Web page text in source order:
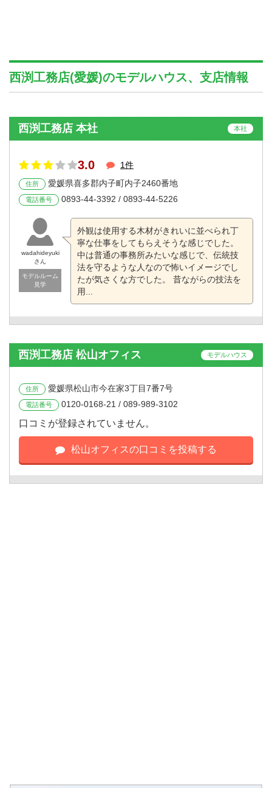
西渕工務店(愛媛)のモデルハウス、支店情報
西渕工務店 本社 本社
3.0 1件
住所 愛媛県喜多郡内子町内子2460番地
電話番号 0893-44-3392 / 0893-44-5226
wadahideyuki
さん
モデルルーム
見学
外観は使用する木材がきれいに並べられ丁
寧な仕事をしてもらえそうな感じでした。
中は普通の事務所みたいな感じで、伝統技
法を守るような人なので怖いイメージでし
たが気さくな方でした。 昔ながらの技法を
用...
西渕工務店 松山オフィス モデルハウス
住所 愛媛県松山市今在家3丁目7番7号
電話番号 0120-0168-21 / 089-989-3102
口コミが登録されていません。
松山オフィスの口コミを投稿する